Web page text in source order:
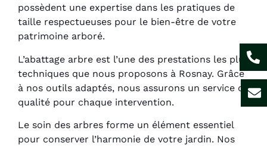
possèdent une expertise dans les pratiques de
taille respectueuses pour le bien-être de votre
patrimoine arboré.
L’abattage arbre est l’une des prestations les plus
techniques que nous proposons à Rosnay. Grâce
à nos outils adaptés, nous assurons un service de
qualité pour chaque intervention.
Le soin des arbres forme un élément essentiel
pour conserver l’harmonie de votre jardin. Nos